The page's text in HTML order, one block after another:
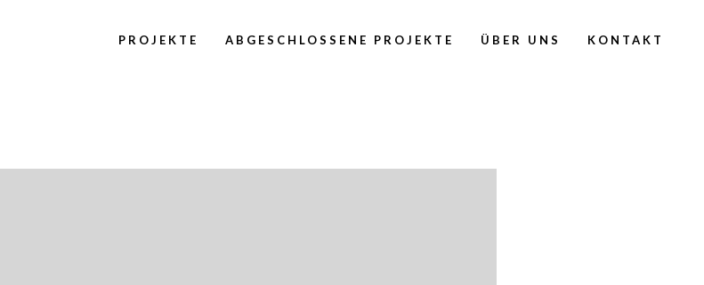
PROJEKTE ABGESCHLOSSENE PROJEKTE ÜBER UNS KONTAKT